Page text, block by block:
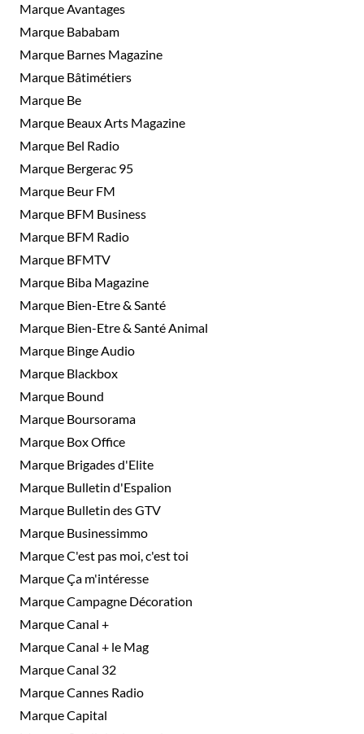
Marque Avantages
Marque Bababam
Marque Barnes Magazine
Marque Bâtimétiers
Marque Be
Marque Beaux Arts Magazine
Marque Bel Radio
Marque Bergerac 95
Marque Beur FM
Marque BFM Business
Marque BFM Radio
Marque BFMTV
Marque Biba Magazine
Marque Bien-Etre & Santé
Marque Bien-Etre & Santé Animal
Marque Binge Audio
Marque Blackbox
Marque Bound
Marque Boursorama
Marque Box Office
Marque Brigades d'Elite
Marque Bulletin d'Espalion
Marque Bulletin des GTV
Marque Businessimmo
Marque C'est pas moi, c'est toi
Marque Ça m'intéresse
Marque Campagne Décoration
Marque Canal +
Marque Canal + le Mag
Marque Canal 32
Marque Cannes Radio
Marque Capital